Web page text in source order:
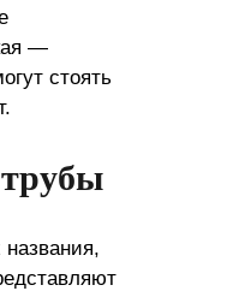
—
стоять
названия,